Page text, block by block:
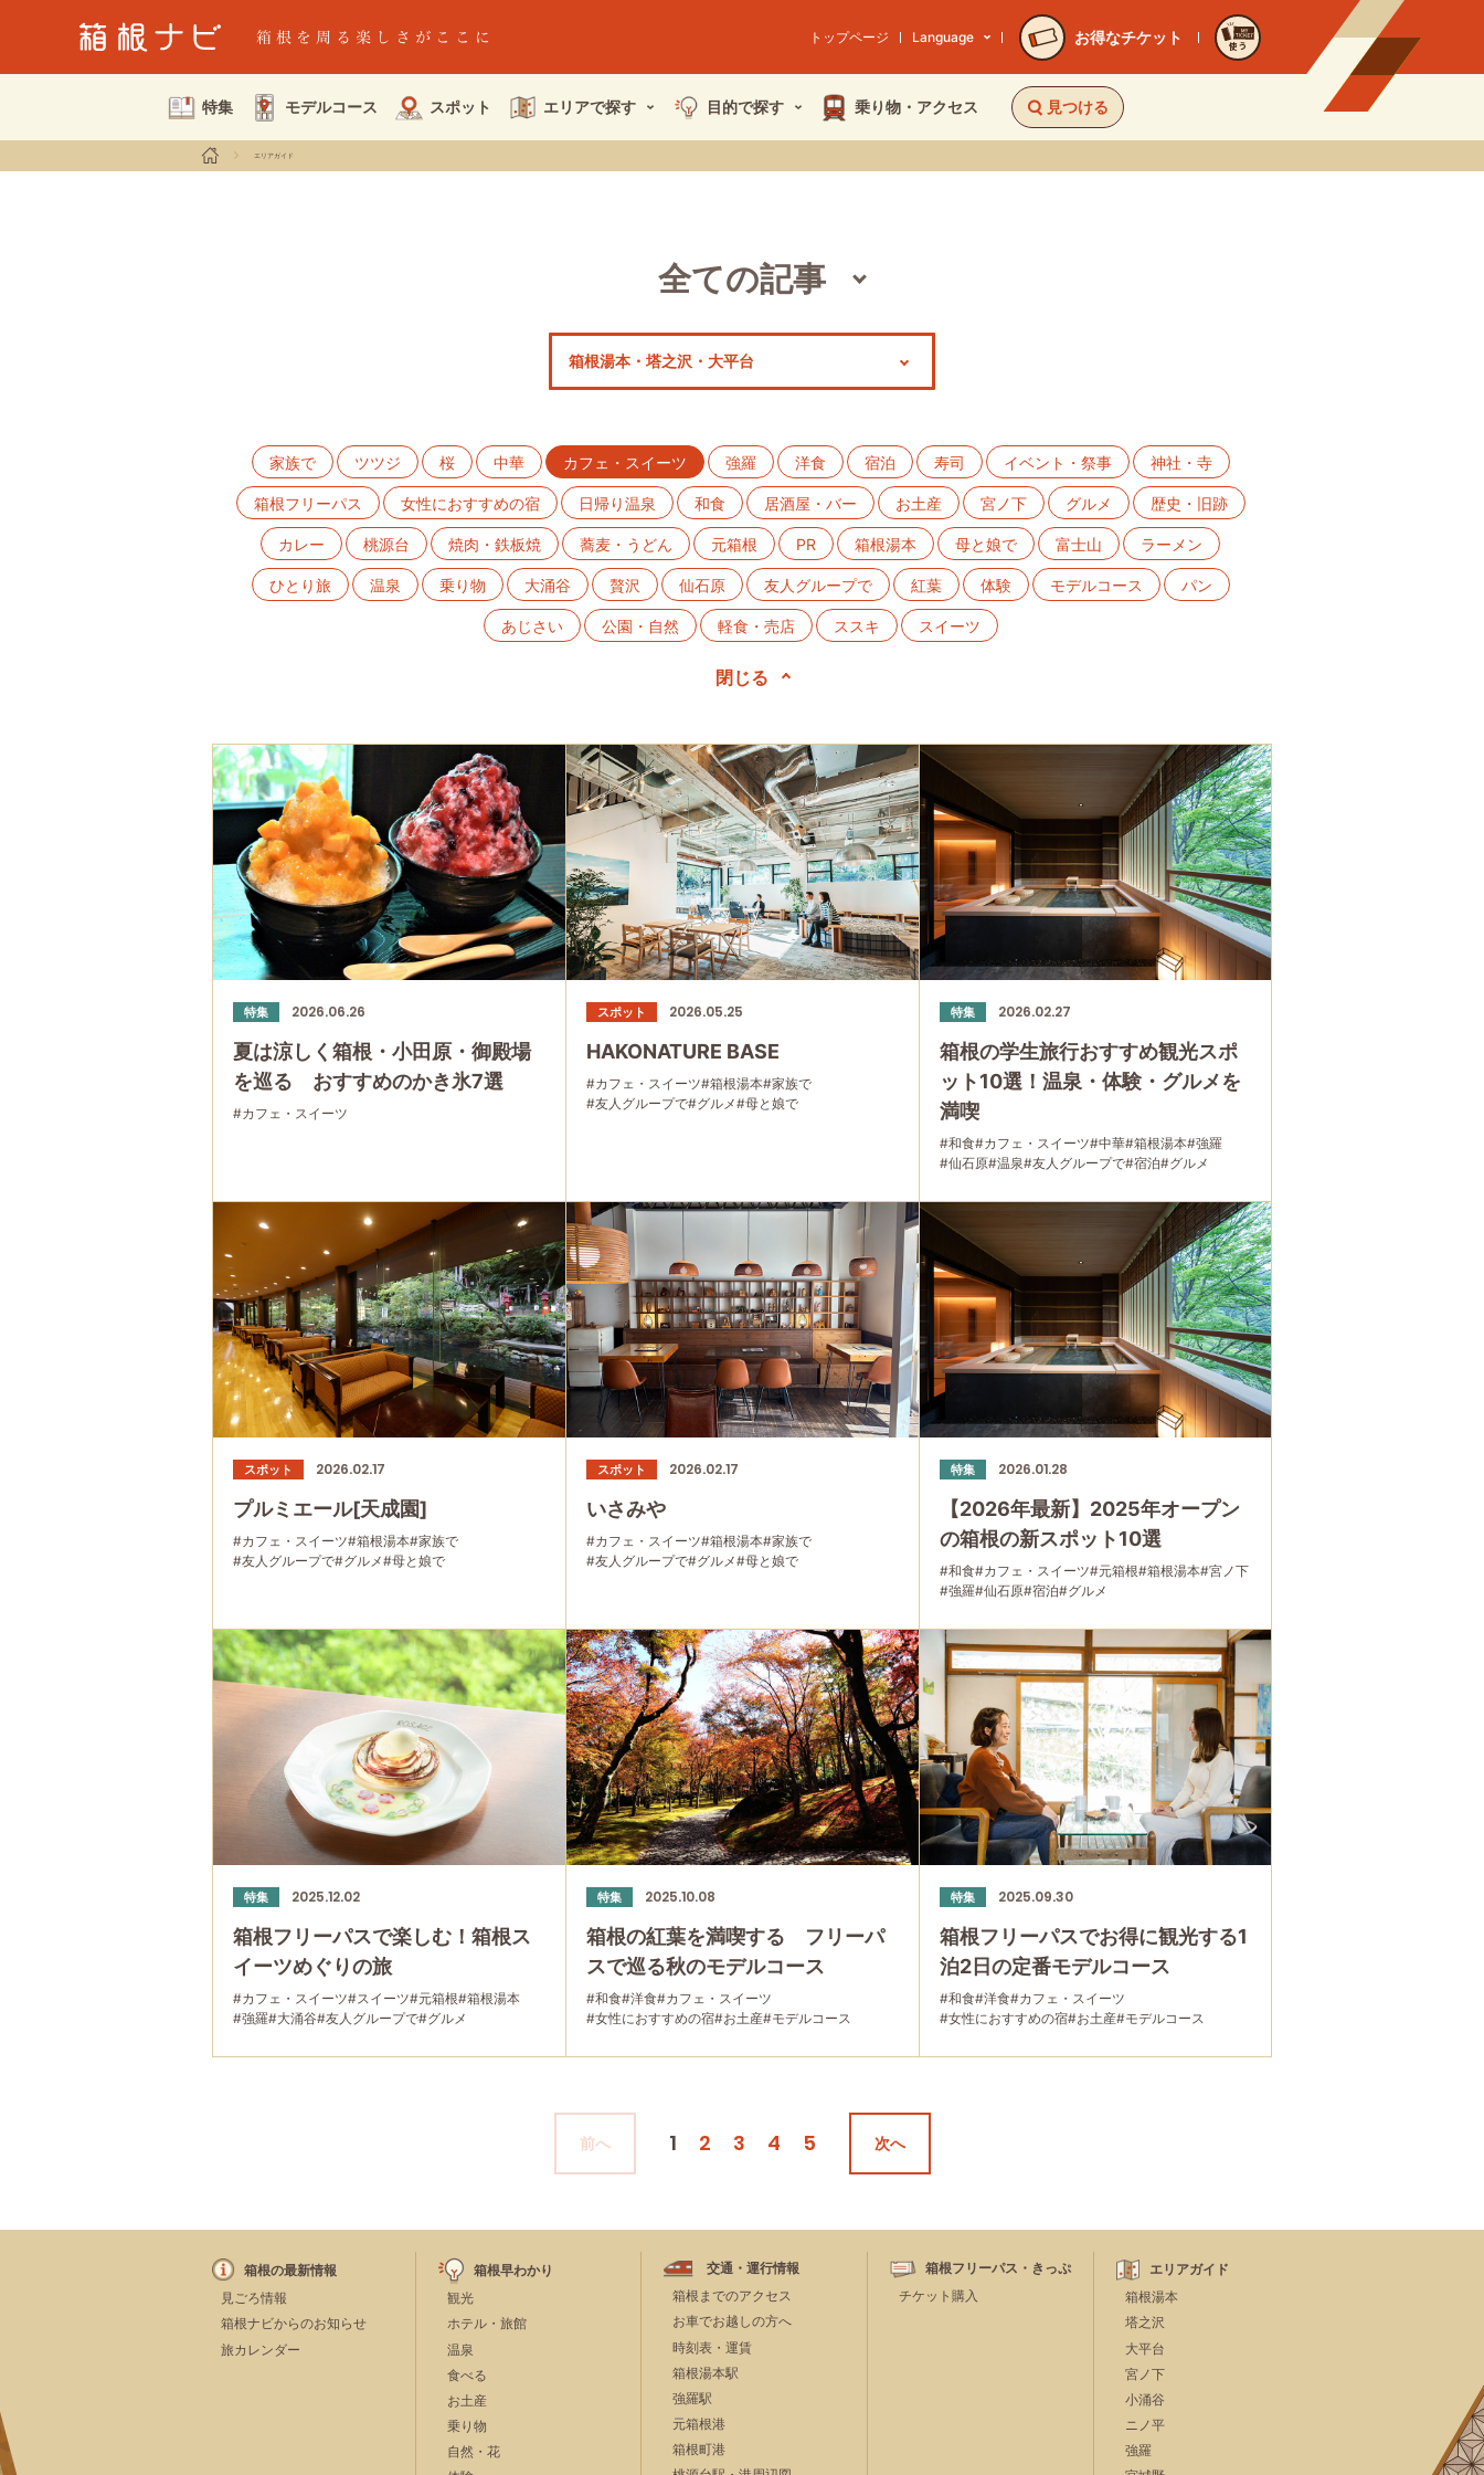
トップページ Language お得なチケット
使う
特集 モデルコース スポット エリアで探す 目的で探す 乗り物・ アクセス 見つける
エリアガイド
全ての記事
スポット
モデルコース
イベント
家族で ツツジ 桜 中華 カフェ・スイーツ 強羅 洋食 宿泊 寿司 イベント・祭事 神社・寺
箱根フリーパス 女性におすすめの宿 日帰り温泉 和食 居酒屋・バー お土産 宮ノ下 グルメ 歴史・旧跡
カレー 桃源台 焼肉・鉄板焼 蕎麦・うどん 元箱根 PR 箱根湯本 母と娘で 富士山 ラーメン
ひとり旅 温泉 乗り物 大涌谷 贅沢 仙石原 友人グループで 紅葉 体験 モデルコース パン
あじさい 公園・自然 軽食・売店 ススキ スイーツ
特集 2026.06.26
夏は涼しく箱根・小田原・御殿場
を巡る おすすめのかき氷7選
#カフェ・スイーツ
スポット 2026.05.25
HAKONATURE BASE
#カフェ・スイーツ#箱根湯本#家族で
#友人グループで#グルメ#母と娘で
特集 2026.02.27
箱根の学生旅行おすすめ観光スポ
ット10選！温泉・体験・グルメを
満喫
#和食#カフェ・スイーツ#中華#箱根湯本#強羅
#仙石原#温泉#友人グループで#宿泊#グルメ
スポット 2026.02.17
プルミエール[天成園]
#カフェ・スイーツ#箱根湯本#家族で
#友人グループで#グルメ#母と娘で
スポット 2026.02.17
いさみや
#カフェ・スイーツ#箱根湯本#家族で
#友人グループで#グルメ#母と娘で
特集 2026.01.28
【2026年最新】2025年オープン
の箱根の新スポット10選
#和食#カフェ・スイーツ#元箱根#箱根湯本#宮ノ下
#強羅#仙石原#宿泊#グルメ
特集 2025.12.02
箱根フリーパスで楽しむ！箱根ス
イーツめぐりの旅
#カフェ・スイーツ#スイーツ#元箱根#箱根湯本
#強羅#大涌谷#友人グループで#グルメ
特集 2025.10.08
箱根の紅葉を満喫する フリーパ
スで巡る秋のモデルコース
#和食#洋食#カフェ・スイーツ
#女性におすすめの宿#お土産#モデルコース
#大涌谷#桃源台#日帰り温泉#温泉#家族で
特集 2025.09.30
箱根フリーパスでお得に観光する1
泊2日の定番モデルコース
#和食#洋食#カフェ・スイーツ
#女性におすすめの宿#お土産#モデルコース
#温泉#家族で#宿泊#グルメ#乗り物#公園・自然
前へ 1 2 3 4 5 次へ
箱根の最新情報
見ごろ情報
箱根ナビからのお知らせ
旅カレンダー
箱根早わかり
観光
ホテル・旅館
温泉
食べる
お土産
乗り物
自然・花
交通・運行情報
箱根までのアクセス
お車でお越しの方へ
時刻表・運賃
箱根湯本駅
強羅駅
元箱根港
箱根町港
箱根フリーパス・きっぷ
チケット購入
エリアガイド
箱根湯本
塔之沢
大平台
宮ノ下
小涌谷
ニノ平
強羅